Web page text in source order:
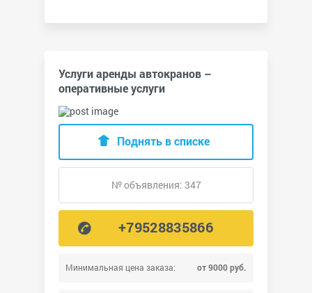
Услуги аренды автокранов –
оперативные услуги
Минимальная цена заказа: от 9000 руб.
Поднять в списке
№ объявления: 347
+79528835866